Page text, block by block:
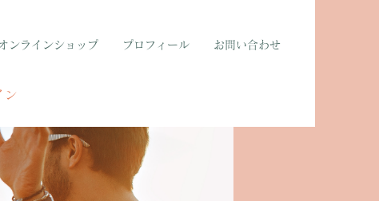
オンラインショップ プロフィール お問い合わせ
ン